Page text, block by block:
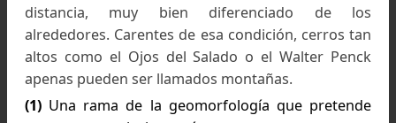
Porción de la carta 1:250.000 del IGM
señala el cerro Gram Bicentenario